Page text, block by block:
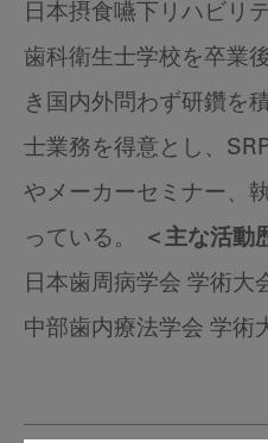
日本摂食嚥下リハビリ
歯科衛生士学校を卒業
き国内外問わず研鑽を
士業務を得意とし、
やメーカーセミナー、
っている。
＜主な活動
日本歯周病学会 学術大
中部歯内療法学会 学術